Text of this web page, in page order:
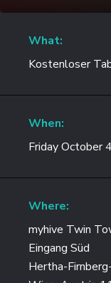
What:
Kostenloser
When:
Friday October
Where:
myhive Twin
Eingang Süd
Hertha-